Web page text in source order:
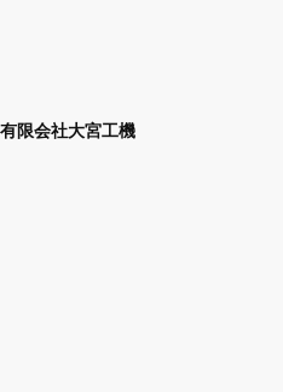
有限会社大宮工機